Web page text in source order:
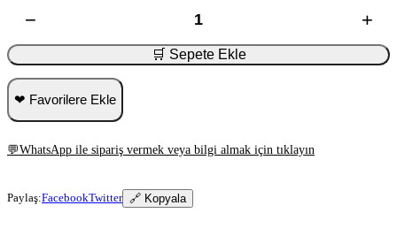
− +
🛒 Sepete Ekle
❤ Favorilere Ekle
💬WhatsApp ile sipariş vermek veya bilgi almak için tıklayın
Paylaş:FacebookTwitter 🔗 Kopyala